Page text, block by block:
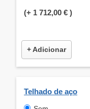
(+ 1 712,00 € )
+ Adicionar
Telhado de aço